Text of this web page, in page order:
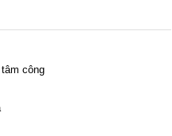
công